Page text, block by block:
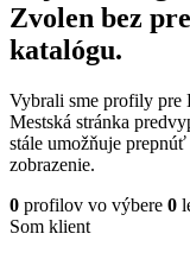
Zvolen bez
katalógu.
Vybrali sme profily pre
Mestská stránka
stále umožňuje
zobrazenie.
0 profilov vo výbere 0
Som klient